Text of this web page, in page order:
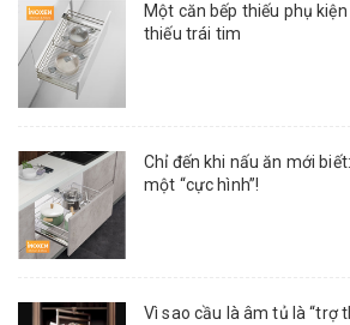
Một căn bếp thiếu phụ
thiếu trái tim
Chỉ đến khi nấu ăn mới
một “cực hình”!
Vì sao cầu là âm tủ là “trợ